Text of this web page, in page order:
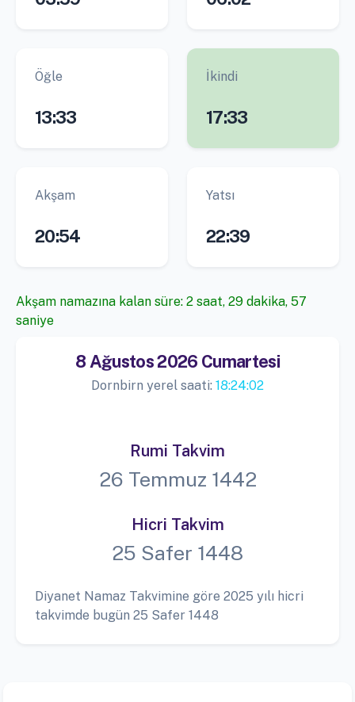
Öğle
13:33
İkindi
17:33
Akşam
20:54
Yatsı
22:39
Akşam namazına kalan süre: 2 saat, 29 dakika, 57
saniye
8 Ağustos 2026 Cumartesi
Dornbirn yerel saati: 18:24:02
Rumi Takvim
26 Temmuz 1442
Hicri Takvim
25 Safer 1448
Diyanet Namaz Takvimine göre 2025 yılı hicri
takvimde bugün 25 Safer 1448